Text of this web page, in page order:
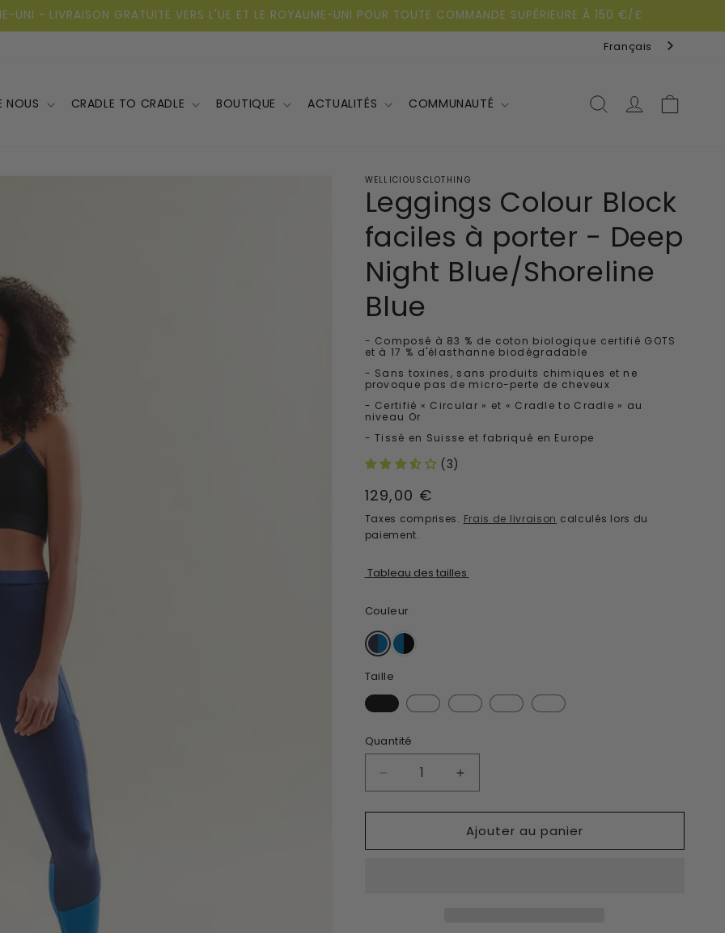
UNI - LIVRAISON GRATUITE VERS L'UE ET LE ROYAUME-UNI POUR TOUTE COMMANDE SUPÉRIEURE À 150 €/£
Français
NOUS CRADLE TO CRADLE BOUTIQUE ACTUALITÉS COMMUNAUTÉ
connecter
Panier
WELLICIOUSCLOTHING
Leggings Colour Block
faciles à porter - Deep
Night Blue/Shoreline
Blue
- Composé à 83 % de coton biologique certifié GOTS
et à 17 % d'élasthanne biodégradable
- Sans toxines, sans produits chimiques et ne
provoque pas de micro-perte de cheveux
- Certifié « Circular » et « Cradle to Cradle » au
niveau Or
- Tissé en Suisse et fabriqué en Europe
(3)
Prix
normal
129,00 €
Taxes comprises. Frais de livraison calculés lors du
paiement.
Tableau des tailles
Couleur
Taille
Quantité
Decrease
quantity
for
Colour
Increase
quantity
for
Easy
Colour
Ajouter au panier